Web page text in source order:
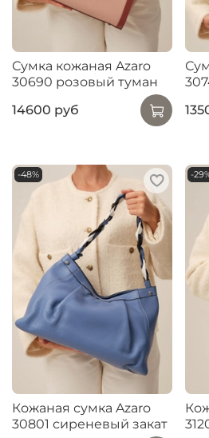
Сумка кожаная Azaro
30690 розовый туман
14600 руб
-48%
Кожаная сумка Azaro
30801 сиреневый закат
-